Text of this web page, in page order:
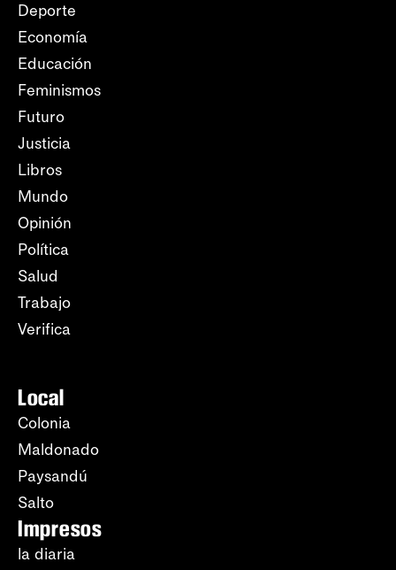
Deporte
Economía
Educación
Feminismos
Futuro
Justicia
Libros
Mundo
Opinión
Política
Salud
Trabajo
Verifica
Local
Colonia
Maldonado
Paysandú
Salto
Impresos
la diaria